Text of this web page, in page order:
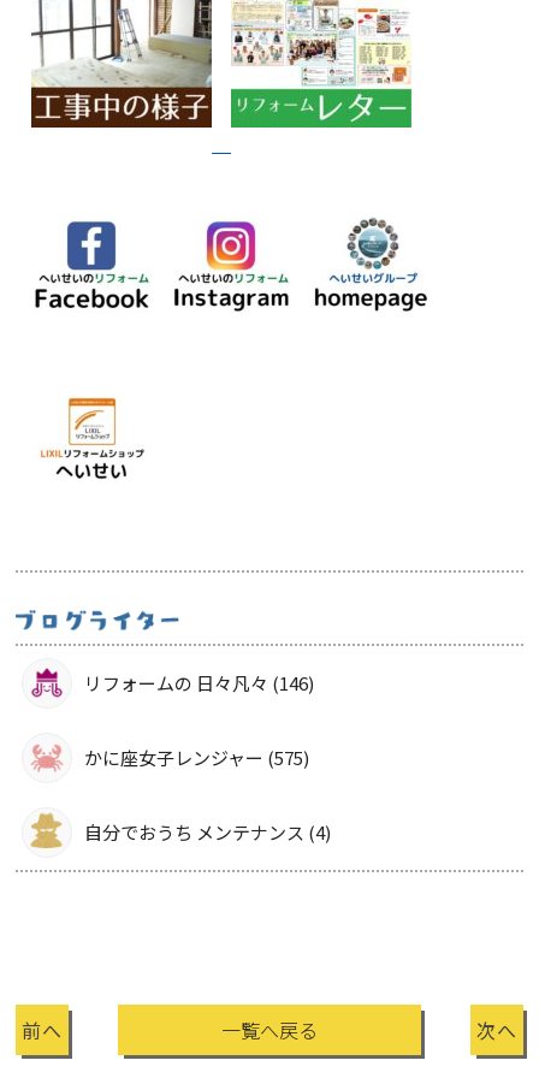
リフォームの 日々凡々 (146)
かに座女子レンジャー (575)
自分でおうち メンテナンス (4)
前へ 一覧へ戻る 次へ